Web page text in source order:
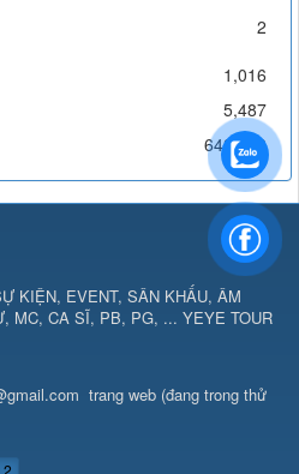
2
1,016
5,487
642,318
KIỆN, EVENT, SÂN KHẤU, ÂM
MC, CA SĨ, PB, PG, ... YEYE TOUR
trang web (đang trong thử